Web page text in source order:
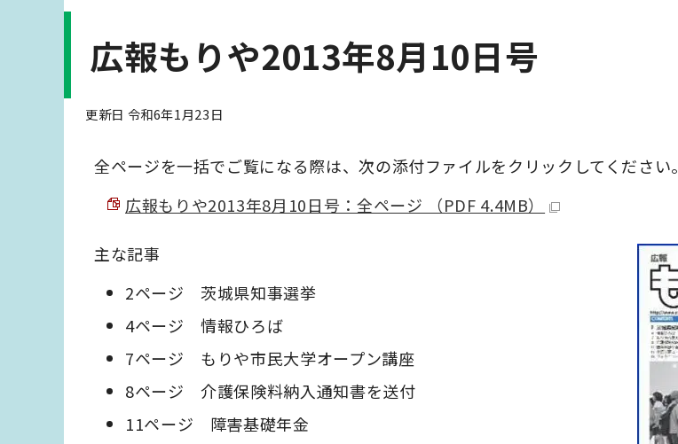
広報もりや2013年8月10日号
更新日 令和6年1月23日
全ページを一括でご覧になる際は、次の添付ファイルをクリックしてください。
広報もりや2013年8月10日号：全ページ （PDF 4.4MB）
主な記事
2ページ 茨城県知事選挙
4ページ 情報ひろば
7ページ もりや市民大学オープン講座
8ページ 介護保険料納入通知書を送付
11ページ 障害基礎年金